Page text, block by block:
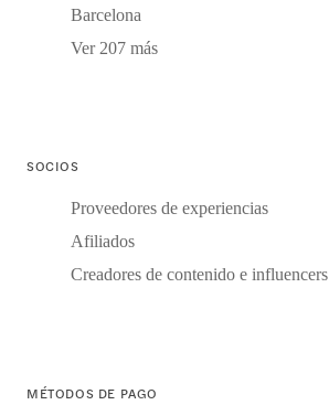
Barcelona
Ver 207 más
SOCIOS
Proveedores de experiencias
Afiliados
Creadores de contenido e influencers
MÉTODOS DE PAGO